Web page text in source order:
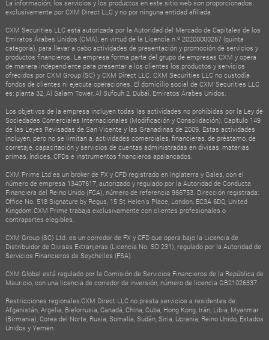
La información, los servicios y los productos en este sitio web son proporcionados
exclusivamente por CXM Direct LLC y no por ninguna entidad afiliada.
CXM Securities LLC está autorizada por la Autoridad del Mercado de Capitales de los
Emiratos Árabes Unidos (CMA), en virtud de la Licencia n.º 20200000267 (quinta
categoría), para llevar a cabo actividades de presentación y promoción de servicios y
productos financieros. La empresa forma parte del grupo de empresas CXM y opera
de manera independiente para presentar a los clientes los productos y servicios
ofrecidos por CXM Group (SC) y CXM Direct LLC. CXM Securities LLC no custodia
fondos de clientes ni ejecuta operaciones. El domicilio social de CXM Securities LLC
es: planta 32, Al Salam Tower, Al Sufouh 2, Dubái, Emiratos Árabes Unidos.
Los objetivos de la empresa incluyen todas las actividades no prohibidas por la Ley de
Sociedades Comerciales Internacionales (Modificación y Consolidación), Capítulo 149
de las Leyes Revisadas de San Vicente y las Granadinas de 2009. Estas actividades
incluyen, pero no se limitan a, actividades comerciales, financieras, de préstamo, de
corretaje, capacitación y servicios de cuentas administradas en divisas, materias
primas, índices, CFDs e instrumentos financieros apalancados.
CXM Prime Ltd es un broker de FX y CFD registrado en Inglaterra y Gales, con el
número de empresa 13407617, autorizado y regulado por la Autoridad de Conducta
Financiera del Reino Unido (FCA), número de referencia 966753. Dirección registrada:
Office No. 518 Signature by Regus, 15 St Helen's Place, London, EC3A 6DQ, United
Kingdom.CXM Prime trabaja exclusivamente con clientes profesionales o
contrapartes elegibles.
CXM Group (SC) Ltd. es un corredor de FX y CFD que opera bajo la Licencia de
Distribuidor de Divisas Extranjeras (Licencia No. SD 231), regulado por la Autoridad de
Servicios Financieros de Seychelles (FSA).
CXM Global está regulado por la Comisión de Servicios Financieros de la República de
Mauricio, con una licencia de corredor de inversión, número de licencia GB21026337.
Restricciones regionales:CXM Direct LLC no presta servicios a residentes de:
Afganistán, Argelia, Bielorrusia, Canadá, China, Cuba, Hong Kong, Irán, Libia, Myanmar
(Birmania), Corea del Norte, Rusia, Somalia, Sudán, Siria, Ucrania, Reino Unido, Estados
Unidos y Yemen.